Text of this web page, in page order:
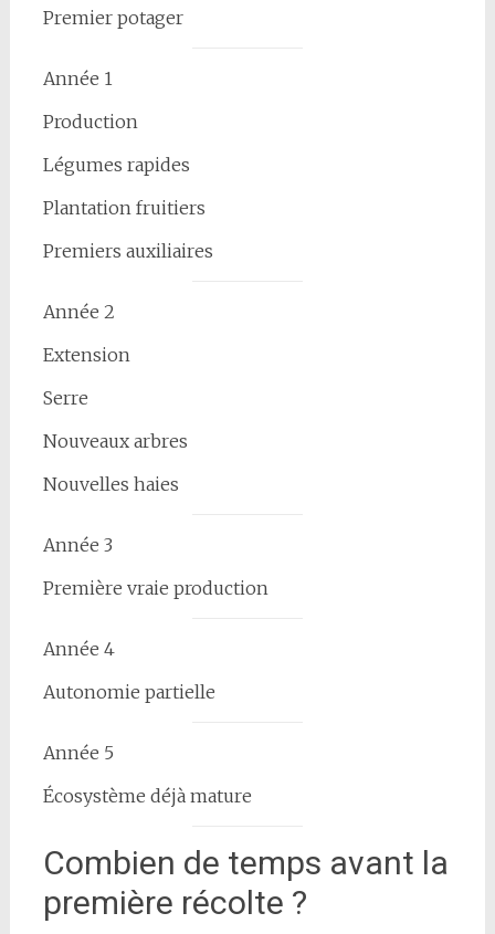
Premier potager
Année 1
Production
Légumes rapides
Plantation fruitiers
Premiers auxiliaires
Année 2
Extension
Serre
Nouveaux arbres
Nouvelles haies
Année 3
Première vraie production
Année 4
Autonomie partielle
Année 5
Écosystème déjà mature
Combien de temps avant la
première récolte ?